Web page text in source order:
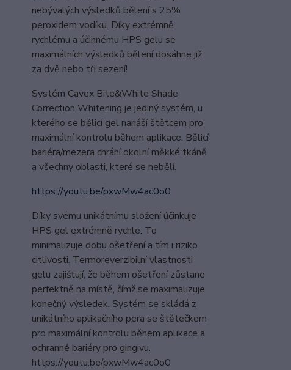
nebývalých výsledků bělení s 25%
peroxidem vodíku. Díky extrémně
rychlému a účinnému HPS gelu se
maximálních výsledků bělení dosáhne již
za dvě nebo tři sezení!
Systém Cavex Bite&White Shade
Correction Whitening je jediný systém, u
kterého se bělicí gel nanáší štětcem pro
maximální kontrolu během aplikace. Bělicí
bariéra/mezera chrání okolní měkké tkáně
a všechny oblasti, které se nebělí.
https://youtu.be/pxwMw4ac0o0
Díky svému unikátnímu složení účinkuje
HPS gel extrémně rychle. To
minimalizuje dobu ošetření a tím i riziko
citlivosti. Termoreverzibilní vlastnosti
gelu zajišťují, že během ošetření zůstane
perfektně na místě, čímž se maximalizuje
konečný výsledek. Systém se skládá z
unikátního aplikačního pera se štětečkem
pro maximální kontrolu během aplikace a
ochranné bariéry pro gingivu.
https://youtu.be/pxwMw4ac0o0